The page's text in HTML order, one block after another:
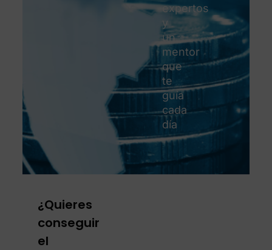
expertos
y
un
mentor
que
te
guía
cada
día
¿Quieres
conseguir
el